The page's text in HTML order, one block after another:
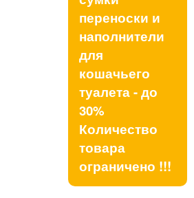
переноски и
наполнители
для
кошачьего
туалета - до
30%
Количество
товара
ограничено !!!